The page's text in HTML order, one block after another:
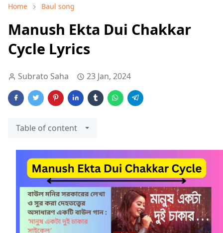
Home Baul song
Manush Ekta Dui Chakkar
Cycle Lyrics
Subrato Saha 23 Jan, 2024
Table of content